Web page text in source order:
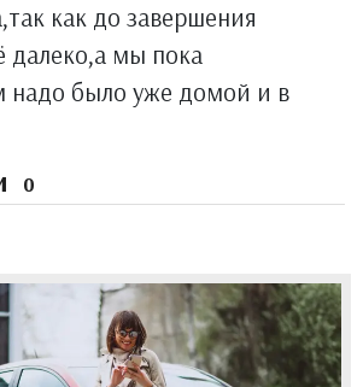
как до завершения
далеко,а мы пока
надо было уже домой и в
0